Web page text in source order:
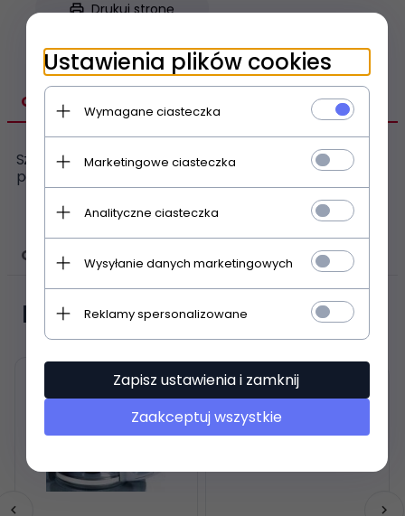
Drukuj stronę
OPIS PRODUKTU
Szklany dzbanek z sitkiem do herbaty pasuję do stacji do
parzenia kawy i herbaty
ProfiCook PC TKS 1056
OPINIE KLIENTÓW
Polecamy
Ustawienia plików cookies
Wymagane ciasteczka
Marketingowe ciasteczka
Analityczne ciasteczka
Wysyłanie danych marketingowych
Reklamy spersonalizowane
Zapisz ustawienia i zamknij
Zaakceptuj wszystkie